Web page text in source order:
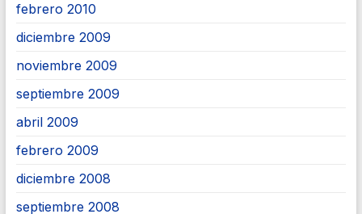
febrero 2010
diciembre 2009
noviembre 2009
septiembre 2009
abril 2009
febrero 2009
diciembre 2008
septiembre 2008